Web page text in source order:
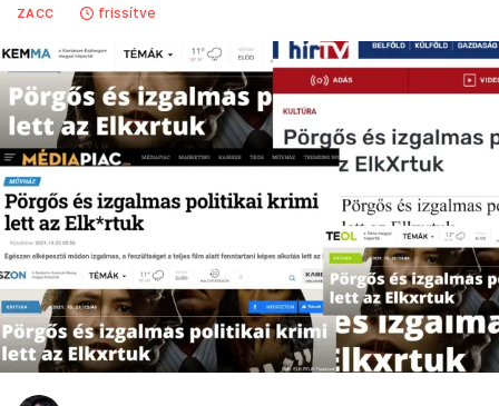
ZACC frissítve